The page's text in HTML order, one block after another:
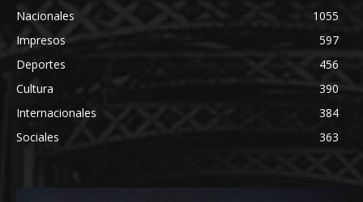
Nacionales
1055
Impresos
597
Deportes
456
Cultura
390
Internacionales
384
Sociales
363